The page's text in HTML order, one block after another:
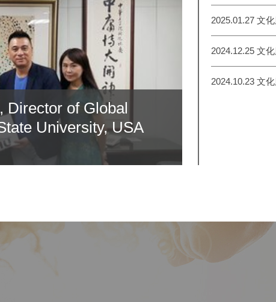
Director of Global
University, USA
2025.01.27 文
2024.12.25 文
2024.10.23 文